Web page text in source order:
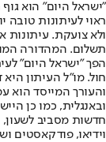
"ישראל היום" הוא
ראוי לעיתונות טובה
ולא צועקת. עיתונות
הפך "ישראל היום"
חול. מו"ל העיתון
והעורך המייסד הוא
חדשות מסביב לשעון,
וידיאו, פודקאסטים